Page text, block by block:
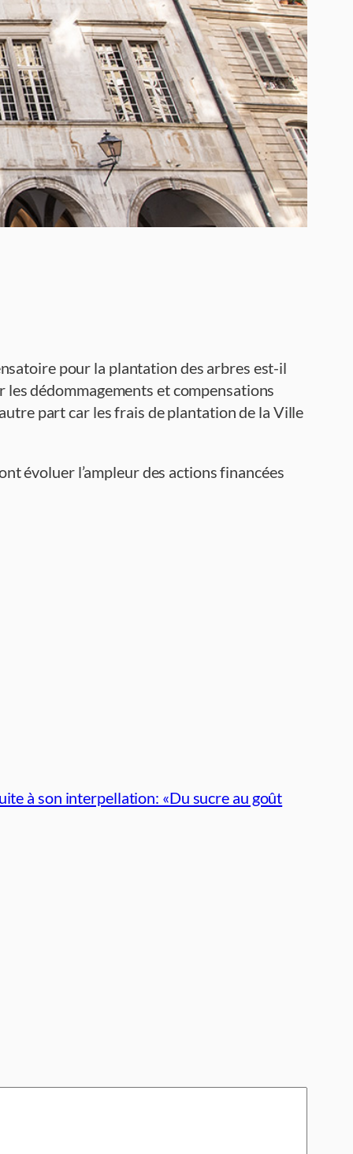
pour la plantation des arbres est-il
dédommagements et compensations
part car les frais de plantation de la Ville
évoluer l’ampleur des actions financées
à son interpellation: «Du sucre au goût